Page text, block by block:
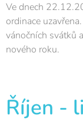
Ve dnech
ordinace
vánočních svátků
nového roku.
Říjen -